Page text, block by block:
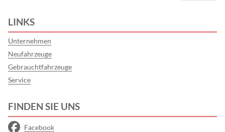
LINKS
Unternehmen
Neufahrzeuge
Gebrauchtfahrzeuge
Service
FINDEN SIE UNS
Facebook